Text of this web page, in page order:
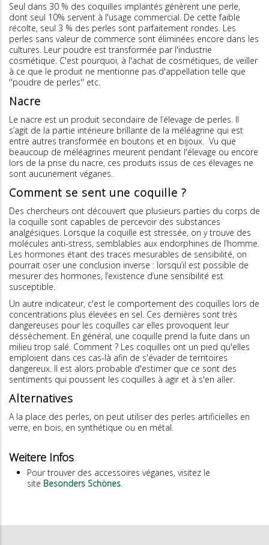
Seul dans 30 % des coquilles implantés génèrent une perle,
dont seul 10% servent à l'usage commercial. De cette faible
récolte, seul 3 % des perles sont parfaitement rondes. Les
perles sans valeur de commerce sont éliminées encore dans les
cultures. Leur poudre est transformée par l'industrie
cosmétique. C'est pourquoi, à l'achat de cosmétiques, de veiller
à ce que le produit ne mentionne pas d'appellation telle que
''poudre de perles'' etc.
Nacre
Le nacre est un produit secondaire de l’élevage de perles. Il
s’agit de la partie intérieure brillante de la méléagrine qui est
entre autres transformée en boutons et en bijoux. Vu que
beaucoup de méléagrines meurent pendant l'élevage ou encore
lors de la prise du nacre, ces produits issus de ces élevages ne
sont aucunement véganes.
Comment se sent une coquille ?
Des chercheurs ont découvert que plusieurs parties du corps de
la coquille sont capables de percevoir des substances
analgésiques. Lorsque la coquille est stressée, on y trouve des
molécules anti-stress, semblables aux endorphines de l’homme.
Les hormones étant des traces mesurables de sensibilité, on
pourrait oser une conclusion inverse : lorsqu’il est possible de
mesurer des hormones, l’existence d’une sensibilité est
susceptible.
Un autre indicateur, c'est le comportement des coquilles lors de
concentrations plus élevées en sel. Ces dernières sont très
dangereuses pour les coquilles car elles provoquent leur
déssèchement. En général, une coquille prend la fuite dans un
milieu trop salé. Comment ? Les coquilles ont un pied qu'elles
emploient dans ces cas-là afin de s'évader de territoires
dangereux. Il est alors probable d'estimer que ce sont des
sentiments qui poussent les coquilles à agir et à s'en aller.
Alternatives
A la place des perles, on peut utiliser des perles artificielles en
verre, en bois, en synthétique ou en métal.
Weitere Infos
Pour trouver des accessoires véganes, visitez le
site Besonders Schönes.